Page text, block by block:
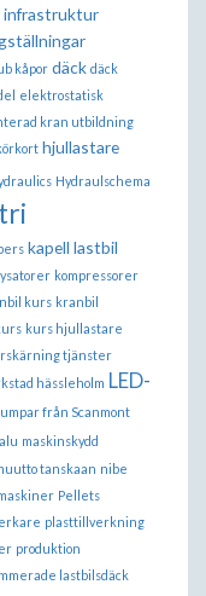
infrastruktur
kåpor däck däck
elektrostatisk
kran utbildning
hjullastare
Hydraulschema
kapell lastbil
kompressorer
kurs kranbil
kurs hjullastare
tjänster
hässleholm LED-
från Scanmont
maskinskydd
tanskaan nibe
Pellets
plasttillverkning
produktion
lastbilsdäck